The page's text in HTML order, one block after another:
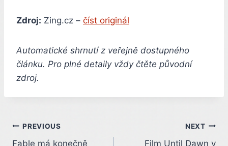
Zdroj: Zing.cz – číst originál
Automatické shrnutí z veřejně dostupného
článku. Pro plné detaily vždy čtěte původní
zdroj.
Post
PREVIOUS
Fable má konečně
NEXT
Film Until Dawn v